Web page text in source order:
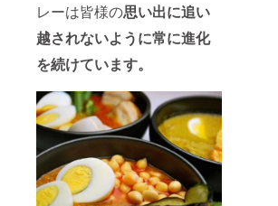
レーは皆様の思い出に追い
越されないように常に進化
を続けています。